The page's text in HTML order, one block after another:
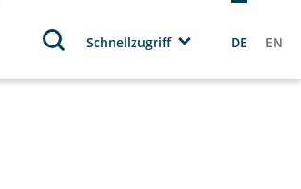
Schnellzugriff DE EN